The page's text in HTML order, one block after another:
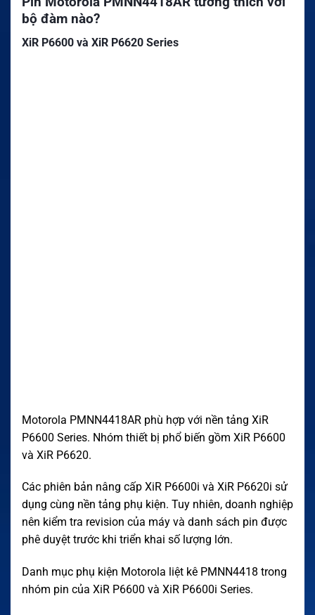
bộ đàm nào?
XiR P6600 và XiR P6620 Series
Motorola PMNN4418AR phù hợp với nền tảng XiR
P6600 Series. Nhóm thiết bị phổ biến gồm XiR P6600
và XiR P6620.
Các phiên bản nâng cấp XiR P6600i và XiR P6620i sử
dụng cùng nền tảng phụ kiện. Tuy nhiên, doanh nghiệp
nên kiểm tra revision của máy và danh sách pin được
phê duyệt trước khi triển khai số lượng lớn.
Danh mục phụ kiện Motorola liệt kê PMNN4418 trong
nhóm pin của XiR P6600 và XiR P6600i Series.